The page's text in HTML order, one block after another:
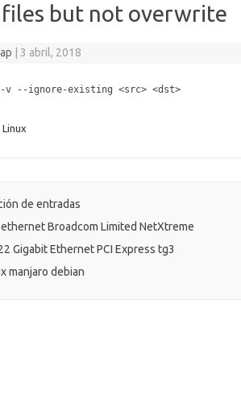
files but not overwrite
3 abril, 2018
v --ignore-existing <src> <dst>
Linux
de entradas
Broadcom Limited NetXtreme
Gigabit Ethernet PCI Express tg3
manjaro debian